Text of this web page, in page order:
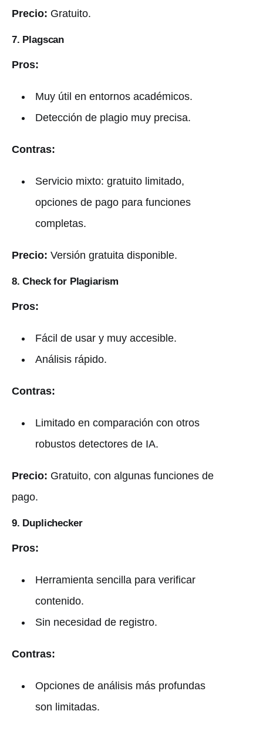
Precio: Gratuito.
7. Plagscan
Pros:
Muy útil en entornos académicos.
Detección de plagio muy precisa.
Contras:
Servicio mixto: gratuito limitado,
opciones de pago para funciones
completas.
Precio: Versión gratuita disponible.
8. Check for Plagiarism
Pros:
Fácil de usar y muy accesible.
Análisis rápido.
Contras:
Limitado en comparación con otros
robustos detectores de IA.
Precio: Gratuito, con algunas funciones de
pago.
9. Duplichecker
Pros:
Herramienta sencilla para verificar
contenido.
Sin necesidad de registro.
Contras:
Opciones de análisis más profundas
son limitadas.